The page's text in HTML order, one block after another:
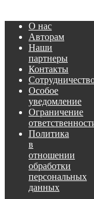
О нас
Авторам
Наши
партнеры
Контакты
Особое
уведомление
Ограничение
Политика
в
отношении
обработки
персональных
данных